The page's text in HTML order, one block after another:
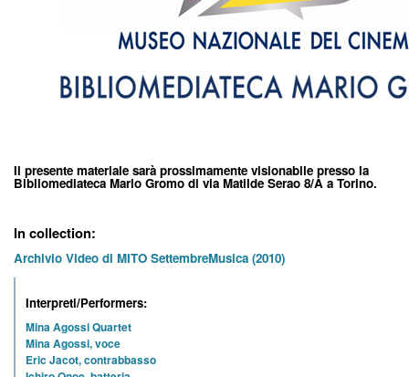
Il presente materiale sarà prossimamente visionabile presso la
Bibliomediateca Mario Gromo di via Matilde Serao 8/A a Torino.
In collection:
Archivio Video di MITO SettembreMusica (2010)
Interpreti/Performers:
Mina Agossi Quartet
Mina Agossi, voce
Eric Jacot, contrabbasso